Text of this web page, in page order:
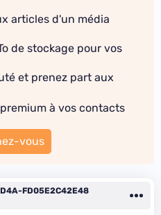
articles d'un média
de stockage pour vos
et prenez part aux
à vos contacts
vous
FD05E2C42E48